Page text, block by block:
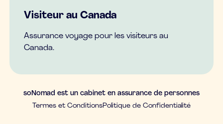
Visiteur au Canada
Assurance voyage pour les visiteurs au
Canada.
soNomad est un cabinet en assurance de personnes
Termes et ConditionsPolitique de Confidentialité